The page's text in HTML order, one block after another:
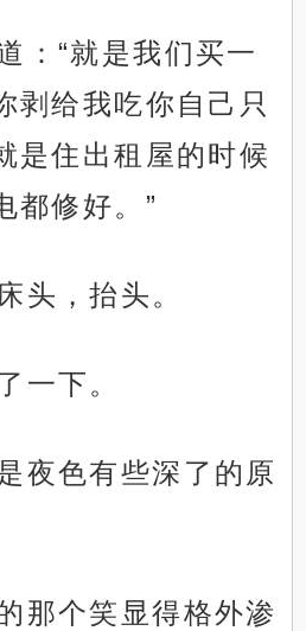
：“就是我们买一
剥给我吃你自己只
是住出租屋的时候
都修好。”
头，抬头。
一下。
夜色有些深了的原
那个笑显得格外渗